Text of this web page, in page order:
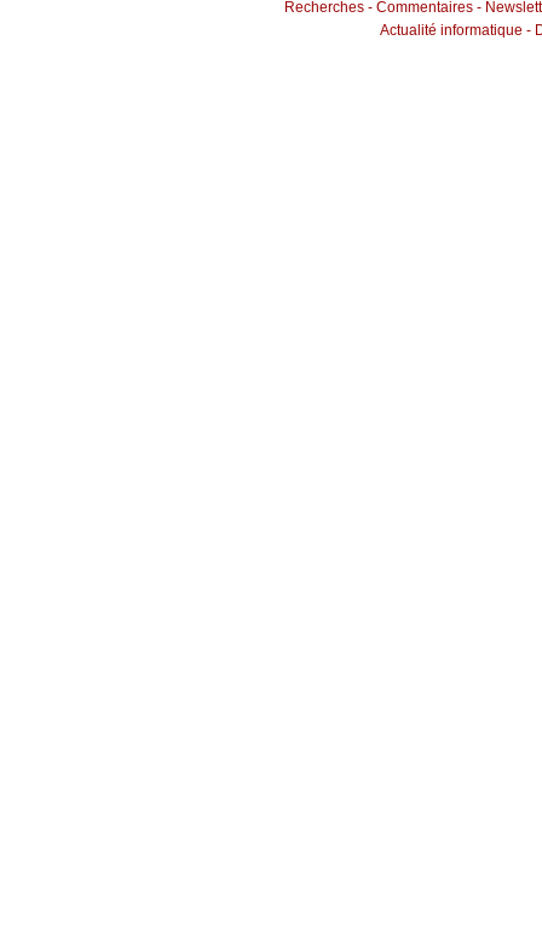
Recherches - Commentaires -
Actualité informatique -